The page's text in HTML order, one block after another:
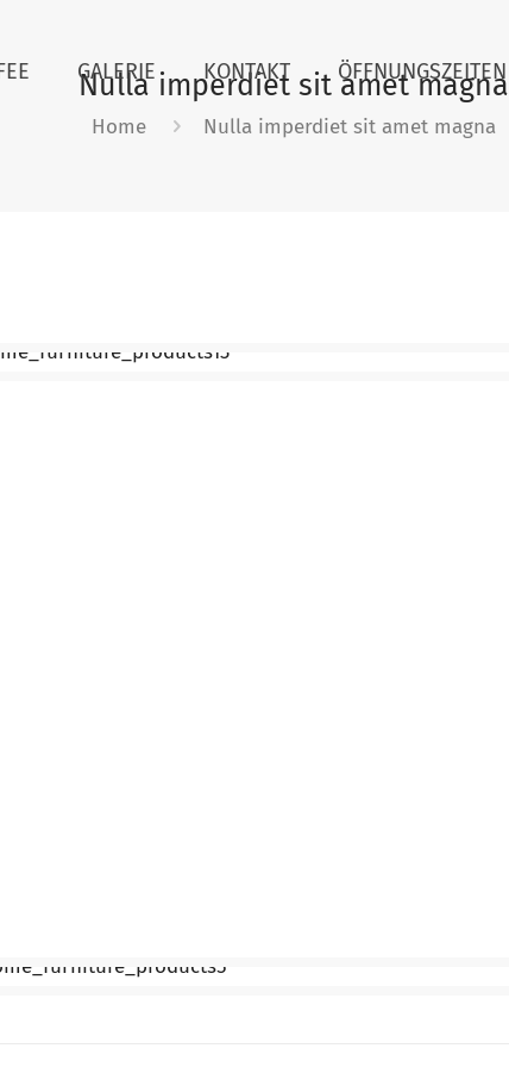
GALERIE KONTAKT ÖFFNUNGSZEITEN
Nulla imperdiet sit amet magna
Home Nulla imperdiet sit amet magna